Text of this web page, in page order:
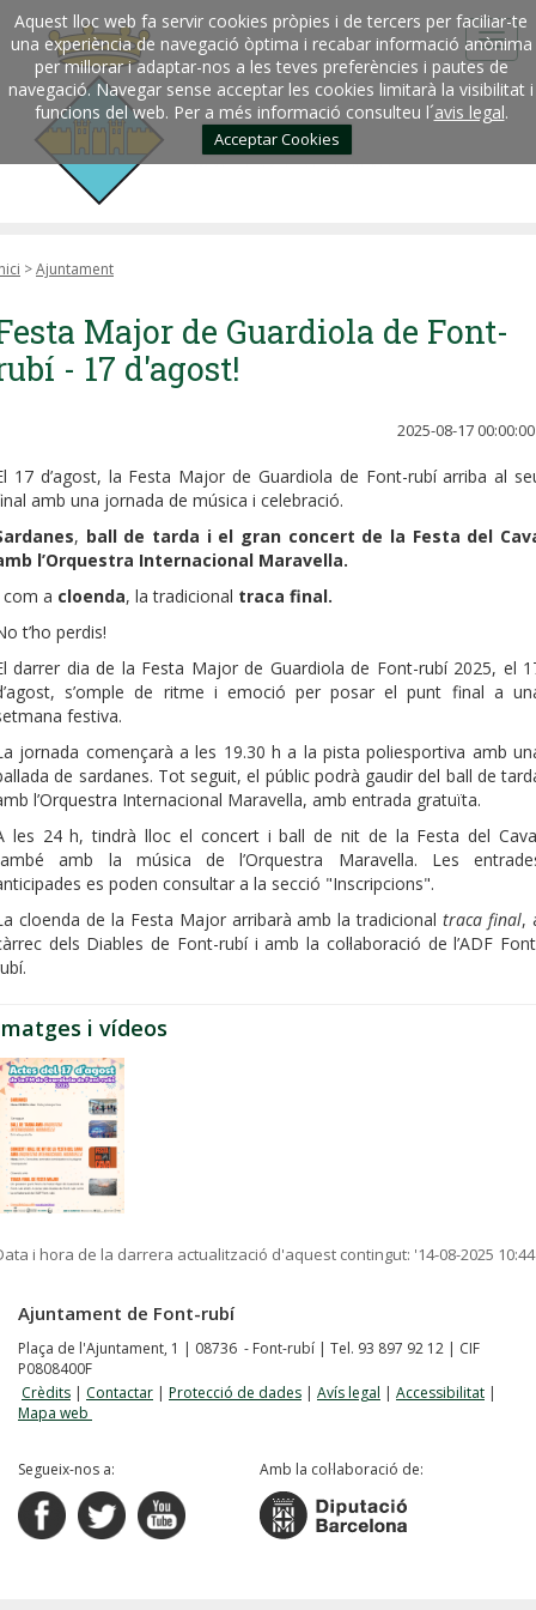
Aquest lloc web fa servir cookies pròpies i de tercers per faciliar-te
una experiència de navegació òptima i recabar informació anònima
per millorar i adaptar-nos a les teves preferències i pautes de
navegació. Navegar sense acceptar les cookies limitarà la visibilitat i
funcions del web. Per a més informació consulteu l´avis legal.
Acceptar Cookies
>Ajuntament
Major de Guardiola de Font-
- 17 d'agost!
2025-08-17 00:00:00
17 d’agost, la Festa Major de Guardiola de Font-rubí arriba al
amb una jornada de música i celebració.
, ball de tarda i el gran concert de la Festa del
l’Orquestra Internacional Maravella.
com a cloenda, la tradicional traca final.
t’ho perdis!
darrer dia de la Festa Major de Guardiola de Font-rubí 2025, el
s’omple de ritme i emoció per posar el punt final a
festiva.
jornada començarà a les 19.30 h a la pista poliesportiva amb
de sardanes. Tot seguit, el públic podrà gaudir del ball de
l’Orquestra Internacional Maravella, amb entrada gratuïta.
les 24 h, tindrà lloc el concert i ball de nit de la Festa del
amb la música de l’Orquestra Maravella. Les
es poden consultar a la secció "Inscripcions".
cloenda de la Festa Major arribarà amb la tradicionaltraca final,
dels Diables de Font-rubí i amb la col·laboració de l’ADF
i vídeos
i hora de la darrera actualització d'aquest contingut: '14-08-2025 10:44
Ajuntament de Font-rubí
Plaça de l'Ajuntament, 1 | 08736 - Font-rubí | Tel. 93 897 92 12 | CIF
P0808400F
Crèdits | Contactar | Protecció de dades | Avís legal | Accessibilitat |
Mapa web
Segueix-nos a: Amb la col·laboració de: